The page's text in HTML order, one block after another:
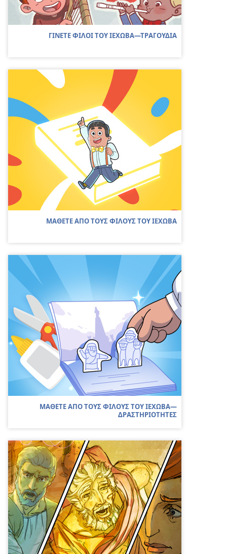
ΓΙΝΕΤΕ ΦΙΛΟΙ ΤΟΥ ΙΕΧΩΒΑ​—ΤΡΑΓΟΥΔΙΑ
ΜΑΘΕΤΕ ΑΠΟ ΤΟΥΣ ΦΙΛΟΥΣ ΤΟΥ ΙΕΧΩΒΑ
ΜΑΘΕΤΕ ΑΠΟ ΤΟΥΣ ΦΙΛΟΥΣ ΤΟΥ ΙΕΧΩΒΑ—
ΔΡΑΣΤΗΡΙΟΤΗΤΕΣ